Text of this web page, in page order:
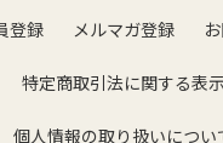
登録 メルマガ登録
特定商取引法に関する表
個人情報の取り扱いについ